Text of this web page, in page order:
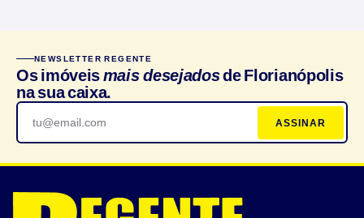
NEWSLETTER REGENTE
Os imóveismais desejadosde Florianópolis
na sua caixa.
ASSINAR